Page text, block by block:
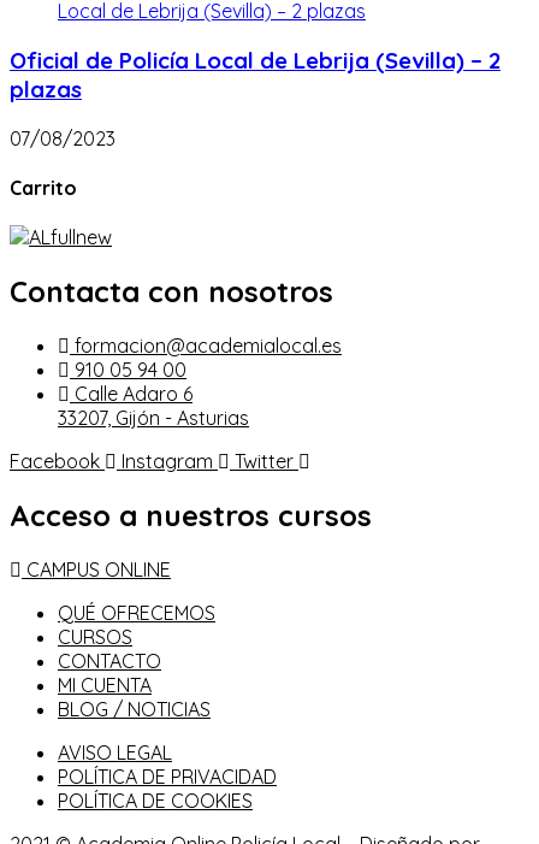
Oficial de Policía Local de Lebrija (Sevilla) – 2
plazas
07/08/2023
Carrito
Contacta con nosotros
formacion@academialocal.es
910 05 94 00
Calle Adaro 6
33207, Gijón - Asturias
Facebook
Instagram Twitter
Acceso a nuestros cursos
CAMPUS ONLINE
QUÉ OFRECEMOS
CURSOS
CONTACTO
MI CUENTA
BLOG / NOTICIAS
AVISO LEGAL
POLÍTICA DE PRIVACIDAD
POLÍTICA DE COOKIES